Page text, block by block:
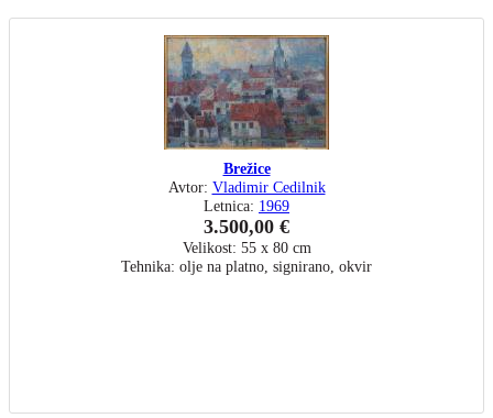
Brežice
Avtor: Vladimir Cedilnik
Letnica: 1969
3.500,00 €
Velikost: 55 x 80 cm
Tehnika: olje na platno, signirano, okvir